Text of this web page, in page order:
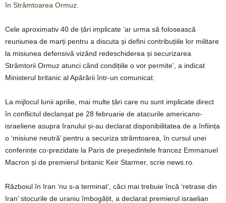
în Strâmtoarea Ormuz
Cele aproximativ 40 de țări implicate ‘ar urma să folosească
reuniunea de marți pentru a discuta și defini contribuțiile lor militare
la misiunea defensivă vizând redeschiderea și securizarea
Strâmtorii Ormuz atunci când condițiile o vor permite’, a indicat
Ministerul britanic al Apărării într-un comunicat.
La mijlocul lunii aprilie, mai multe țări care nu sunt implicate direct
în conflictul declanșat pe 28 februarie de atacurile americano-
israeliene asupra Iranului și-au declarat disponibilitatea de a înființa
o ‘misiune neutră’ pentru a securiza strâmtoarea, în cursul unei
conferințe co-prezidate la Paris de președintele francez Emmanuel
Macron și de premierul britanic Keir Starmer, scrie news.ro.
Războiul în Iran ‘nu s-a terminat’, căci mai trebuie încă ‘retrase din
Iran’ stocurile de uraniu îmbogățit, a declarat premierul israelian